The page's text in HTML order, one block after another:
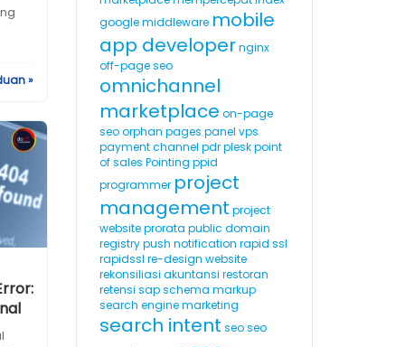
»
google middleware mobile
app developer nginx
off-page seo
omnichannel
marketplace on-page
seo orphan pages panel vps
payment channel pdr plesk point
of sales Pointing ppid
programmer project
management project
website prorata public domain
registry push notification rapid ssl
rapidssl re-design website
rekonsiliasi akuntansi restoran
retensi sap schema markup
search engine marketing
search intent seo seo